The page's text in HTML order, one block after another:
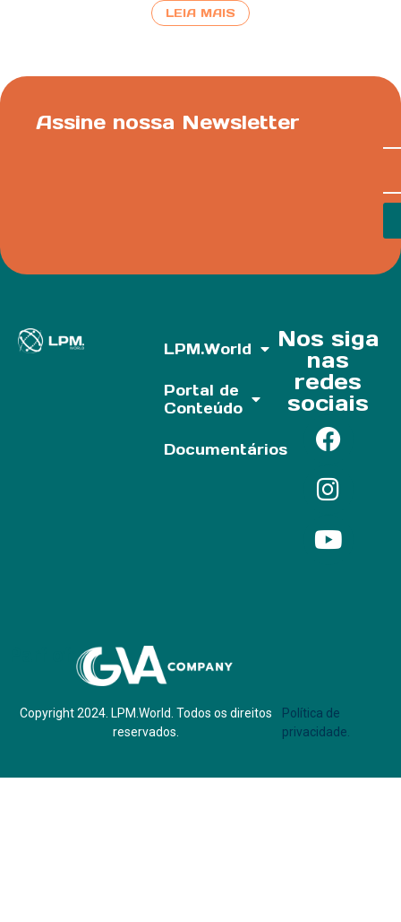
LEIA MAIS
Assine nossa Newsletter
LPM.World
Portal de
Conteúdo
Documentários
Nos siga
nas
redes
sociais
Copyright 2024. LPM.World. Todos os direitos
reservados.
Política de
privacidade.